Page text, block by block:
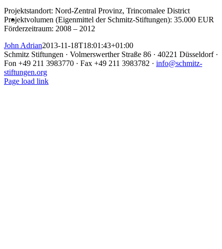
Projektstandort: Nord-Zentral Provinz, Trincomalee District
Projektvolumen (Eigenmittel der Schmitz-Stiftungen): 35.000 EUR
Förderzeitraum: 2008 – 2012
John Adrian2013-11-18T18:01:43+01:00
Schmitz Stiftungen · Volmerswerther Straße 86 · 40221 Düsseldorf ·
Fon +49 211 3983770 · Fax +49 211 3983782 · info@schmitz-
stiftungen.org
Page load link